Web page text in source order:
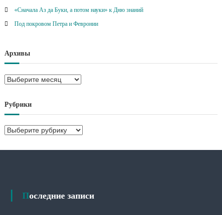
«Сначала Аз да Буки, а потом науки» к Дню знаний
Под покровом Петра и Февронии
Архивы
А
ы
Рубрики
Р
б
Последние записи